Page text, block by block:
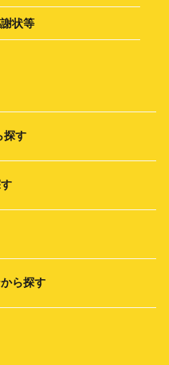
状等
探す
ら探す